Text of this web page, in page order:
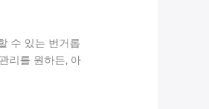
수 있는 번거롭
리를 원하든, 아